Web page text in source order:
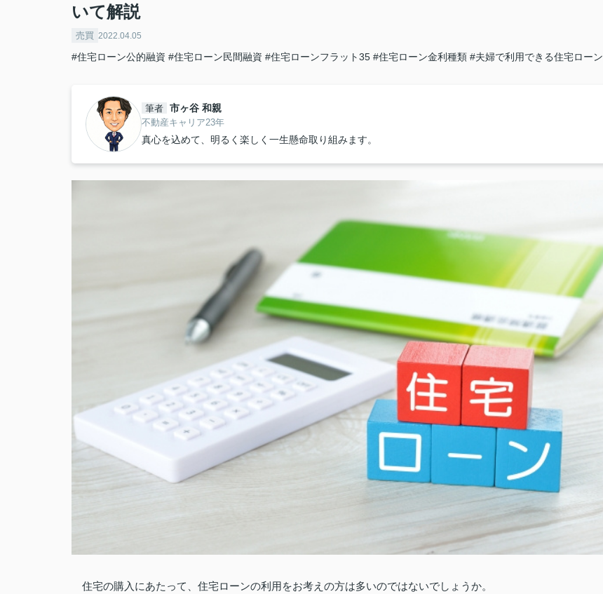
いて解説
売買 2022.04.05
#住宅ローン公的融資 #住宅ローン民間融資 #住宅ローンフラット35 #住宅ローン金利種類 #夫婦で利用できる住宅ローン
筆者 市ヶ谷 和親
不動産キャリア23年
真心を込めて、明るく楽しく一生懸命取り組みます。
住宅の購入にあたって、住宅ローンの利用をお考えの方は多いのではないでしょうか。